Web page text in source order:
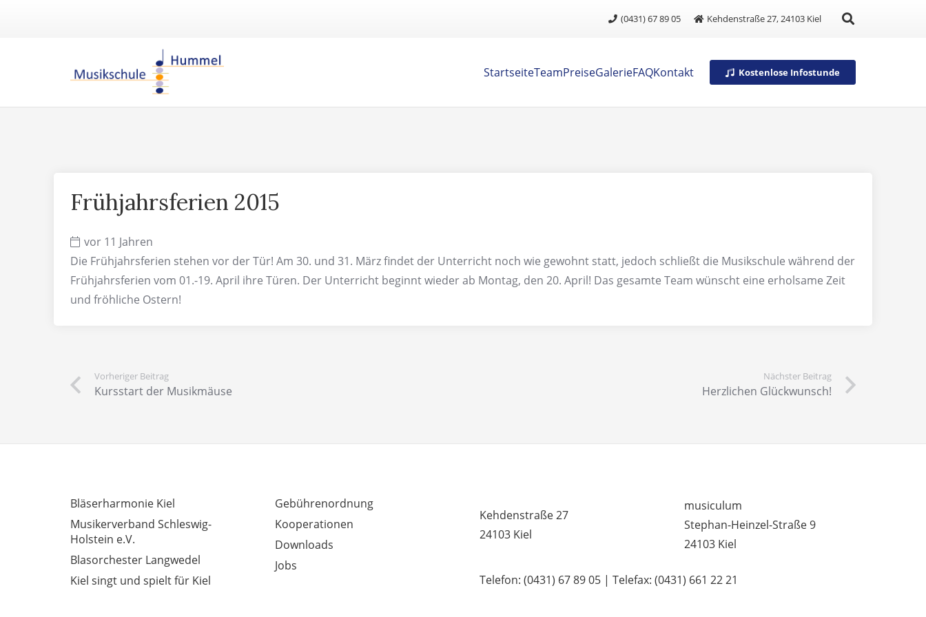
(0431) 67 89 05 Kehdenstraße 27, 24103 Kiel
StartseiteTeamPreiseGalerieFAQKontakt Kostenlose Infostunde
Frühjahrsferien 2015
vor 11 Jahren
Die Frühjahrsferien stehen vor der Tür! Am 30. und 31. März findet der Unterricht noch wie gewohnt statt, jedoch schließt die Musikschule während der
Frühjahrsferien vom 01.-19. April ihre Türen. Der Unterricht beginnt wieder ab Montag, den 20. April! Das gesamte Team wünscht eine erholsame Zeit
und fröhliche Ostern!
Vorheriger Beitrag
Kursstart der Musikmäuse
Nächster Beitrag
Herzlichen Glückwunsch!
Bläserharmonie Kiel
Musikerverband Schleswig-
Holstein e.V.
Blasorchester Langwedel
Kiel singt und spielt für Kiel
Gebührenordnung
Kooperationen
Downloads
Jobs
Kehdenstraße 27
24103 Kiel
musiculum
Stephan-Heinzel-Straße 9
24103 Kiel
Telefon: (0431) 67 89 05 | Telefax: (0431) 661 22 21